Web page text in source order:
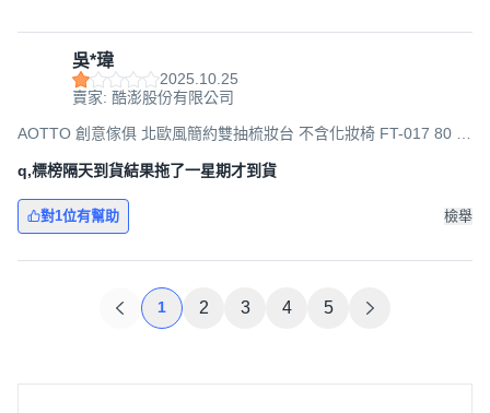
吳*瑋
2025.10.25
賣家: 酷澎股份有限公司
AOTTO 創意傢俱 北歐風簡約雙抽梳妝台 不含化妝椅 FT-017 80 x
q,標榜隔天到貨結果拖了一星期才到貨
對1位有幫助 檢舉
1 2 3 4 5